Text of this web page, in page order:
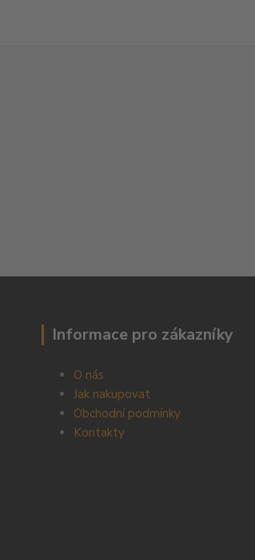
Informace pro zákazníky
O nás
Jak nakupovat
Obchodní podmínky
Kontakty